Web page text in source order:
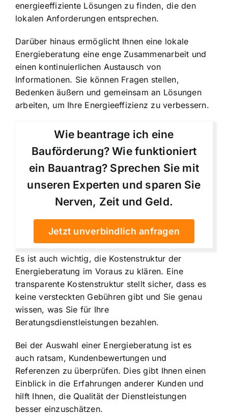
energieeffiziente Lösungen zu finden, die den
lokalen Anforderungen entsprechen.
Darüber hinaus ermöglicht Ihnen eine lokale
Energieberatung eine enge Zusammenarbeit und
einen kontinuierlichen Austausch von
Informationen. Sie können Fragen stellen,
Bedenken äußern und gemeinsam an Lösungen
arbeiten, um Ihre Energieeffizienz zu verbessern.
Wie beantrage ich eine
Bauförderung? Wie funktioniert
ein Bauantrag? Sprechen Sie mit
unseren Experten und sparen Sie
Nerven, Zeit und Geld.
Jetzt unverbindlich anfragen
Es ist auch wichtig,die Kostenstruktur der
Energieberatung im Voraus zu klären. Eine
transparente Kostenstruktur stellt sicher, dass es
keine versteckten Gebühren gibt und Sie genau
wissen, was Sie für Ihre
Beratungsdienstleistungen bezahlen.
Bei der Auswahl einer Energieberatung ist es
auch ratsam, Kundenbewertungen und
Referenzen zu überprüfen. Dies gibt Ihnen einen
Einblick in die Erfahrungen anderer Kunden und
hilft Ihnen, die Qualität der Dienstleistungen
besser einzuschätzen.